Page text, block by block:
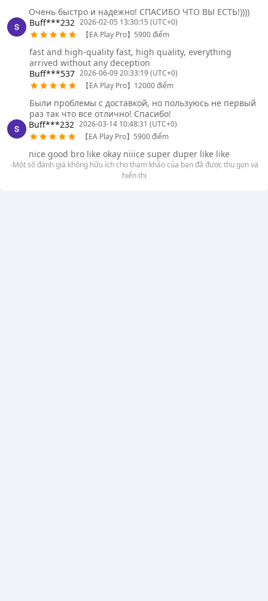
Очень быстро и надежно! СПАСИБО ЧТО ВЫ ЕСТЬ!))))
Buff***232 2026-02-05 13:30:15 (UTC+0)
【EA Play Pro】5900 điểm
fast and high-quality fast, high quality, everything
arrived without any deception
Buff***537 2026-06-09 20:33:19 (UTC+0)
【EA Play Pro】12000 điểm
Были проблемы с доставкой, но пользуюсь не первый
раз так что все отлично! Спасибо!
Buff***232 2026-03-14 10:48:31 (UTC+0)
【EA Play Pro】5900 điểm
nice good bro like okay niiice super duper like like
-Một số đánh giá không hữu ích cho tham khảo của bạn đã được thu gọn và
hiển thị